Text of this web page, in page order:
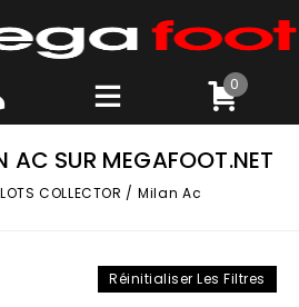
0
AC SUR MEGAFOOT.NET
COLLECTOR / Milan Ac
Réinitialiser Les Filtres